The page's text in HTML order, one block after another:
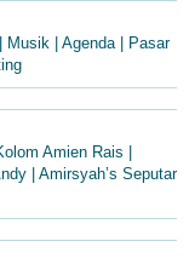
| Musik | Agenda | Pasar
Amien Rais |
| Amirsyah’s Seputar